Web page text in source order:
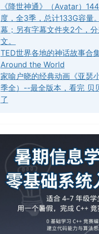
《降世神通》（Avatar）
度，全3季，总计133G容量
幕；另有字幕文件夹2个，
文。
TED世界各地的神话故事合
Around the World
家喻户晓的经典动画《亚瑟
季全）--最全版本，看完 贝
了